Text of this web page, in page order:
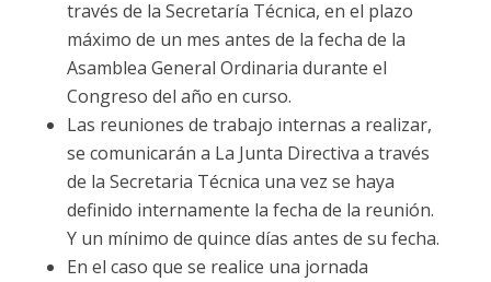
través de la Secretaría Técnica, en el plazo
máximo de un mes antes de la fecha de la
Asamblea General Ordinaria durante el
Congreso del año en curso.
Las reuniones de trabajo internas a realizar,
se comunicarán a La Junta Directiva a través
de la Secretaria Técnica una vez se haya
definido internamente la fecha de la reunión.
Y un mínimo de quince días antes de su fecha.
En el caso que se realice una jornada